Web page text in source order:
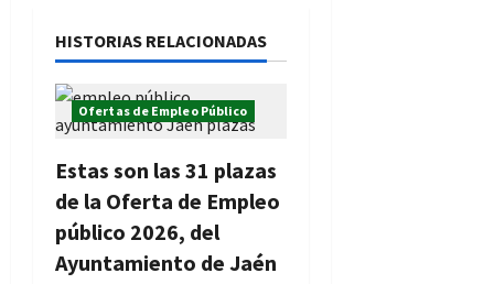
ó
n
d
e
e
n
HISTORIAS RELACIONADAS
Ofertas de Empleo Público
Estas son las 31 plazas
de la Oferta de Empleo
público 2026, del
Ayuntamiento de Jaén